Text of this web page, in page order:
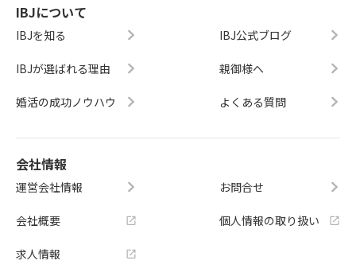
IBJについて
IBJを知る
IBJが選ばれる理由
婚活の成功ノウハウ
IBJ公式ブログ
親御様へ
よくある質問
会社情報
運営会社情報
会社概要
求人情報
お問合せ
個人情報の取り扱い